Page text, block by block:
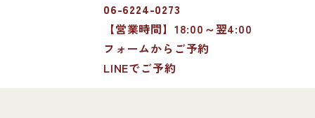
06-6224-0273
【営業時間】18:00～翌4:00
フォームからご予約
LINEでご予約